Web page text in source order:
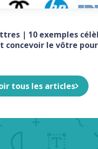
| 10 exemples
concevoir le vôtre pour
tous les articles